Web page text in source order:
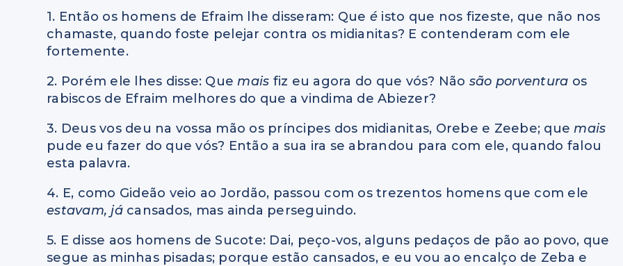
1. Então os homens de Efraim lhe disseram: Que é isto que nos fizeste, que não nos
chamaste, quando foste pelejar contra os midianitas? E contenderam com ele
fortemente.
2. Porém ele lhes disse: Quemais fiz eu agora do que vós? Não são porventura os
rabiscos de Efraim melhores do que a vindima de Abiezer?
3. Deus vos deu na vossa mão os príncipes dos midianitas, Orebe e Zeebe; quemais
pude eu fazer do que vós? Então a sua ira se abrandou para com ele, quando falou
esta palavra.
4. E, como Gideão veio ao Jordão, passou com os trezentos homens que com ele
estavam, já cansados, mas ainda perseguindo.
5. E disse aos homens de Sucote: Dai, peço-vos, alguns pedaços de pão ao povo, que
segue as minhas pisadas; porque estão cansados, e eu vou ao encalço de Zeba e